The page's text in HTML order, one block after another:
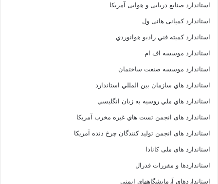
استاندارد صنایع دریایی و هوایی آمریکا
استاندارد کمپانی هانی ول
استاندارد کميته فني راديو هوانوردي
استاندارد موسسه اف ام
استاندارد موسسه صنعت ساختمان
استاندارد هاي سازمان بين المللي استاندارد
استاندارد هاي ملي روسيه به زبان انگليسي
استاندارد های انجمن تست هاي غيره مخرب آمريکا
استاندارد های انجمن توليد کنندگان چرخ دنده آمريکا
استاندارد های ملی کانادا
استانداردها و مقررات فدرال
استانداردهاي آزمايشگاههاي ايمني